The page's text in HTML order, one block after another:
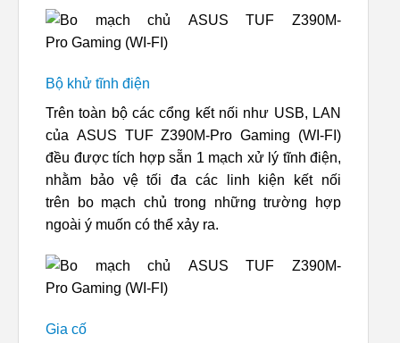
Bộ khử tĩnh điện
Trên toàn bộ các cổng kết nối như USB, LAN
của ASUS TUF Z390M-Pro Gaming (WI-FI)
đều được tích hợp sẵn 1 mạch xử lý tĩnh điện,
nhằm bảo vệ tối đa các linh kiện kết nối
trên bo mạch chủ trong những trường hợp
ngoài ý muốn có thể xảy ra.
Gia cố